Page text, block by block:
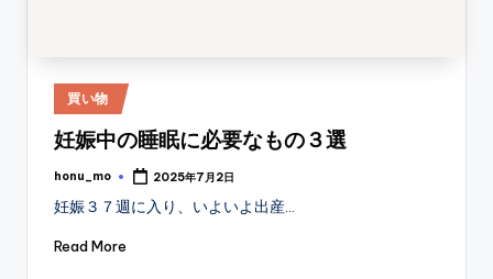
Posted
in
買い物
妊娠中の睡眠に必要なもの３選
Posted
honu_mo 2025年7月2日
妊娠３７週に入り、いよいよ出産…
Read More